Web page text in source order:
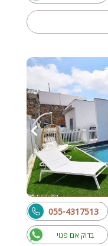
בדוק אם פנוי
055-4317513